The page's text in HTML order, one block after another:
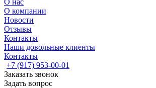
О нас
О компании
Новости
Отзывы
Контакты
Наши довольные клиенты
Контакты
+7 (917) 953-00-01
Заказать звонок
Задать вопрос